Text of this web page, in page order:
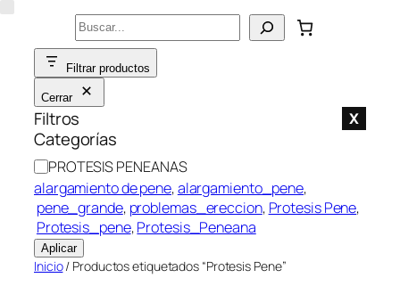
contenido
Buscar
Filtrar productos
Cerrar
Filtros X
Categorías
C
a
t
e
g
o
PROTESIS PENEANAS
alargamiento de pene, alargamiento_pene,
pene_grande, problemas_ereccion, Protesis Pene,
Protesis_pene, Protesis_Peneana
Aplicar
Inicio/ Productos etiquetados “Protesis Pene”